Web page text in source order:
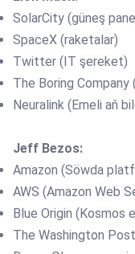
SolarCity (güneş
SpaceX (raketalar)
Twitter (IT şereket)
The Boring
Neuralink (Emeli aň
Jeff Bezos:
Amazon (Söwda
AWS (Amazon Web
Blue Origin (Kosmos
The Washington